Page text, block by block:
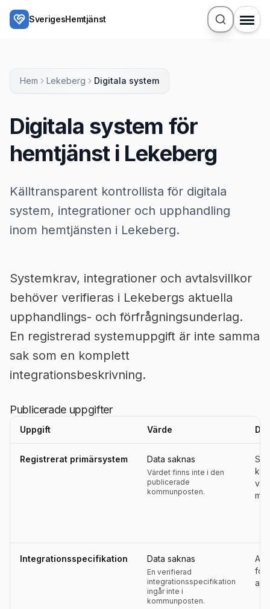
Hoppa till huvudinnehåll
SverigesHemtjänst
Hem Lekeberg Digitala system
Digitala system för
hemtjänst i Lekeberg
Källtransparent kontrollista för digitala
system, integrationer och upphandling
inom hemtjänsten i Lekeberg.
Systemkrav, integrationer och avtalsvillkor
behöver verifieras i Lekebergs aktuella
upphandlings- och förfrågningsunderlag.
En registrerad systemuppgift är inte samma
sak som en komplett
integrationsbeskrivning.
Publicerade uppgifter
Uppgift Värde
Registrerat primärsystem Data saknas
Värdet finns inte i den
publicerade
kommunposten.
Integrationsspecifikation Data saknas
En verifierad
integrationsspecifikation
ingår inte i
kommunposten.